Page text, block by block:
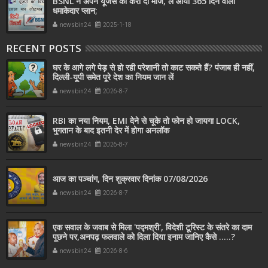
धमाकेदार प्लान;
newsbin24 2025-1-18
RECENT POSTS
घर के आगे लगे पेड़ से हो रही परेशानी तो काट सकते हैं? पंजाब ही नहीं,
दिल्‍ली-यूपी समेत पूरे देश का नियम जान लें
newsbin24 2026-8-7
RBI का नया नियम, EMI देने से चूके तो फोन हो जायगा LOCK,
भुगतान के बाद इतनी देर में होगा अनलॉक
newsbin24 2026-8-7
आज का पञ्चांग, दिन शुक्रवार दिनांक 07/08/2026
newsbin24 2026-8-7
एक सवाल के जवाब से मिला 'पद्मश्री', विदेशी टूरिस्ट के संतरे का दाम
पूछने पर,अनपढ़ फलवाले को दिला दिया इनाम जानिए कैसे .....?
newsbin24 2026-8-6